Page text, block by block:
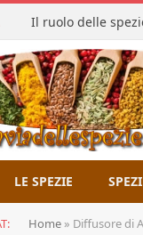
Il ruolo delle
LE SPEZIE
Home » Diffusore di